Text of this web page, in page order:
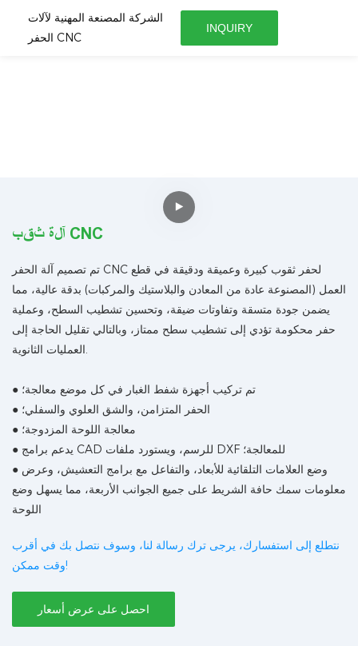
الشركة المصنعة المهنية لآلات
الحفر CNC
INQUIRY
آلة ثقب CNC
تم تصميم آلة الحفر CNC لحفر ثقوب كبيرة وعميقة ودقيقة في قطع
العمل (المصنوعة عادة من المعادن والبلاستيك والمركبات) بدقة عالية، مما
يضمن جودة متسقة وتفاوتات ضيقة، وتحسين تشطيب السطح، وعملية
حفر محكومة تؤدي إلى تشطيب سطح ممتاز، وبالتالي تقليل الحاجة إلى
العمليات الثانوية.
● تم تركيب أجهزة شفط الغبار في كل موضع معالجة؛
● الحفر المتزامن، والشق العلوي والسفلي؛
● معالجة اللوحة المزدوجة؛
● يدعم برامج CAD للرسم، ويستورد ملفات DXF للمعالجة؛
● وضع العلامات التلقائية للأبعاد، والتفاعل مع برامج التعشيش، وعرض
معلومات سمك حافة الشريط على جميع الجوانب الأربعة، مما يسهل وضع
اللوحة
نتطلع إلى استفسارك، يرجى ترك رسالة لنا، وسوف نتصل بك في أقرب
وقت ممكن!
احصل على عرض أسعار